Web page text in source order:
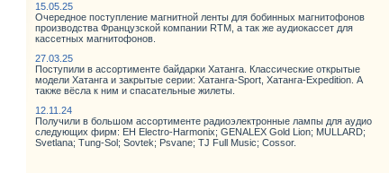
15.05.25
Очередное поступление магнитной ленты для бобинных магнитофонов
производства Французской компании RTM, а так же аудиокассет для
кассетных магнитофонов.
27.03.25
Поступили в ассортименте байдарки Хатанга. Классические открытые
модели Хатанга и закрытые серии: Хатанга-Sport, Хатанга-Expedition. А
также вёсла к ним и спасательные жилеты.
12.11.24
Получили в большом ассортименте радиоэлектронные лампы для аудио
следующих фирм: EH Electro-Harmonix; GENALEX Gold Lion; MULLARD;
Svetlana; Tung-Sol; Sovtek; Psvane; TJ Full Music; Cossor.